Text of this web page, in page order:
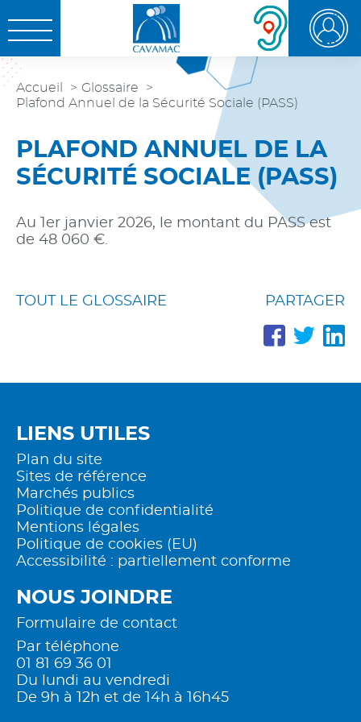
contenu
Aller au
menu
Aller à la
recherche
OUVRIR LE MENU
Accueil
Glossaire
Plafond Annuel de la Sécurité Sociale (PASS)
PLAFOND ANNUEL DE LA
SÉCURITÉ SOCIALE (PASS)
Au 1er janvier 2026, le montant du PASS est
de 48 060 €.
TOUT LE GLOSSAIRE PARTAGER
LIENS UTILES
Plan du site
Sites de référence
Marchés publics
Politique de confidentialité
Mentions légales
Politique de cookies (EU)
Accessibilité : partiellement conforme
NOUS JOINDRE
Formulaire de contact
Par téléphone
01 81 69 36 01
Du lundi au vendredi
De 9h à 12h et de 14h à 16h45